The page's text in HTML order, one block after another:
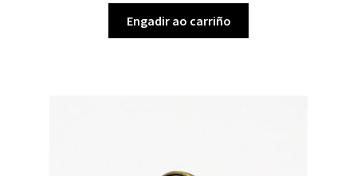
Engadir ao carriño